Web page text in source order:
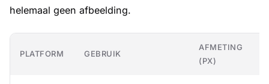
helemaal geen afbeelding.
PLATFORM GEBRUIK
AFMETING
(PX)